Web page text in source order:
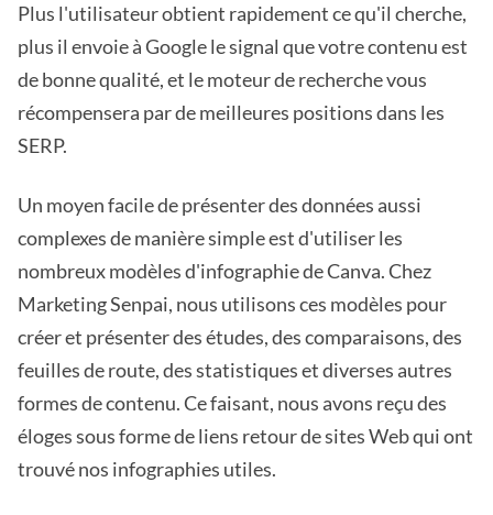
Plus l'utilisateur obtient rapidement ce qu'il cherche,
plus il envoie à Google le signal que votre contenu est
de bonne qualité, et le moteur de recherche vous
récompensera par de meilleures positions dans les
SERP.
Un moyen facile de présenter des données aussi
complexes de manière simple est d'utiliser les
nombreux modèles d'infographie de Canva. Chez
Marketing Senpai, nous utilisons ces modèles pour
créer et présenter des études, des comparaisons, des
feuilles de route, des statistiques et diverses autres
formes de contenu. Ce faisant, nous avons reçu des
éloges sous forme de liens retour de sites Web qui ont
trouvé nos infographies utiles.